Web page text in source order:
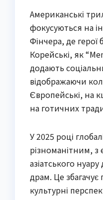
Американські
фокусуються на
Фінчера, де герої
Корейські, як
додають
відображаючи
Європейські, на
на готичних
У 2025 році
різноманітним, з
азіатського
драм. Це
культурні